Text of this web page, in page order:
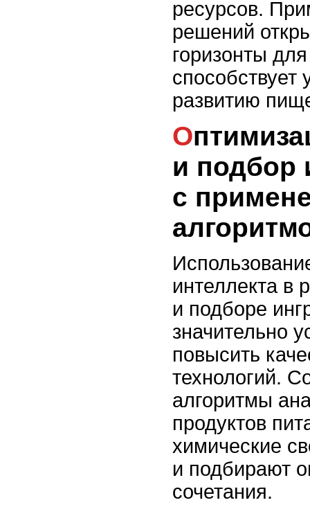
ресурсов.
решений
горизонты
способствует
развитию
Оптимизация рецептур
и подбор
с
интеллекта в
и подборе
значительно
повысить
технологий.
алгоритмы
продуктов
химические
и подбирают
сочетания.